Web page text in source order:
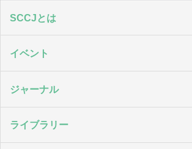
SCCJとは
イベント
ジャーナル
ライブラリー